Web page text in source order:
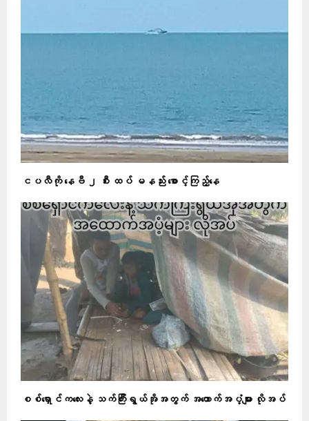
ငပလီကို နေဗီ ၂ စီး ထပ် မနည်း စောင့်ကြည့်နေ
စစ်ရှောင်ကလေးနဲ့ သက်ကြီးရွယ်အိုအတွက် အထောက်အပံ့များ လိုအပ်